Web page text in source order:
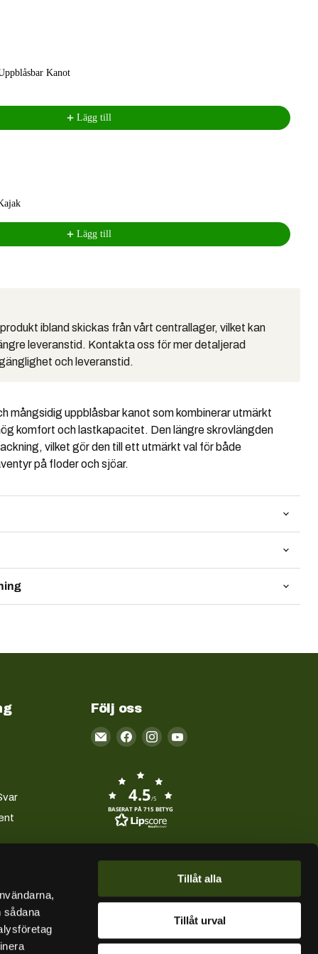
sådana
Tillåt alla
Tillåt urval
Kanot
Lägg till
Lägg till
ibland skickas från vårt centrallager, vilket kan
leveranstid. Kontakta oss för mer detaljerad
och leveranstid.
mångsidig uppblåsbar kanot som kombinerar utmärkt
komfort och lastkapacitet. Den längre skrovlängden
vilket gör den till ett utmärkt val för både
på floder och sjöar.
Följ oss
Email
4.5/5
BASERAT PÅ 715 BETYG